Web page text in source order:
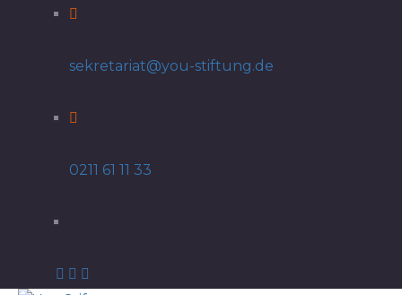
sekretariat@you-stiftung.de
0211 61 11 33